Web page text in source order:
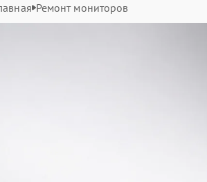
Ремонт мониторов